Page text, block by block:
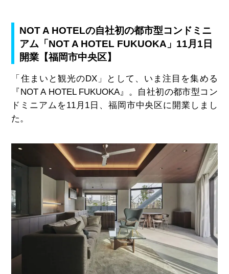
NOT A HOTELの自社初の都市型コンドミニ
アム「NOT A HOTEL FUKUOKA」11月1日
開業【福岡市中央区】
「住まいと観光のDX 」として、いま注目を集める
『NOT A HOTEL FUKUOKA』。自社初の都市型コン
ドミニアムを11月 1 日、福岡市中央区に開業しまし
た。